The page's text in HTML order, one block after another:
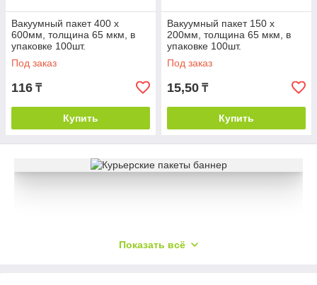
Вакуумный пакет 400 х
600мм, толщина 65 мкм, в
упаковке 100шт.
Под заказ
116 ₸
Купить
Вакуумный пакет 150 х
200мм, толщина 65 мкм, в
упаковке 100шт.
Под заказ
15,50 ₸
Купить
Показать всё